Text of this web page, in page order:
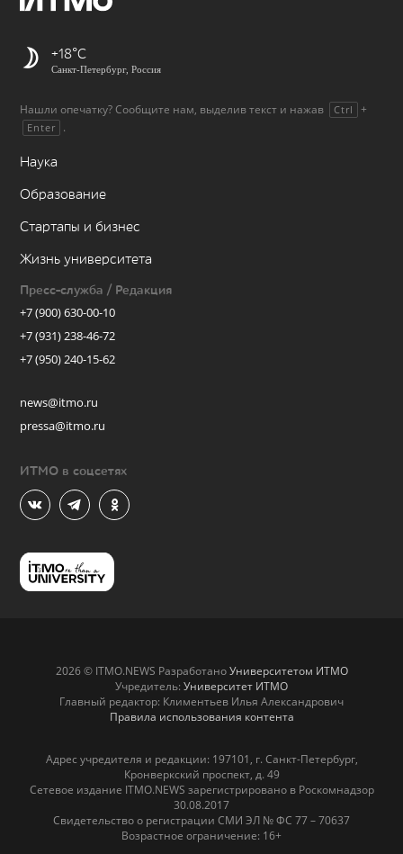
+18
Санкт-Петербург, Россия
Нашли опечатку? Сообщите нам, выделив текст и нажав Ctrl +
Enter .
Наука
Образование
Стартапы и бизнес
Жизнь университета
Пресс-служба / Редакция
+7 (900) 630-00-10
+7 (931) 238-46-72
+7 (950) 240-15-62
news@itmo.ru
pressa@itmo.ru
ИТМО в соцсетях
2026 © ITMO.NEWS РазработаноУниверситетом ИТМО
Учредитель: Университет ИТМО
Главный редактор: Климентьев Илья Александрович
Правила использования контента
Адрес учредителя и редакции: 197101, г. Санкт-Петербург,
Кронверкский проспект, д. 49
Сетевое издание ITMO.NEWS зарегистрировано в Роскомнадзор
30.08.2017
Свидетельство о регистрации СМИ ЭЛ № ФС 77 – 70637
Возрастное ограничение: 16+